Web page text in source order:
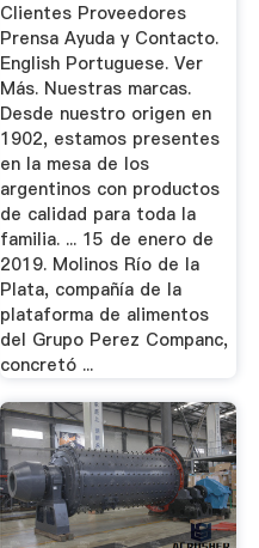
Clientes Proveedores
Prensa Ayuda y Contacto.
English Portuguese. Ver
Más. Nuestras marcas.
Desde nuestro origen en
1902, estamos presentes
en la mesa de los
argentinos con productos
de calidad para toda la
familia. ... 15 de enero de
2019. Molinos Río de la
Plata, compañía de la
plataforma de alimentos
del Grupo Perez Companc,
concretó ...